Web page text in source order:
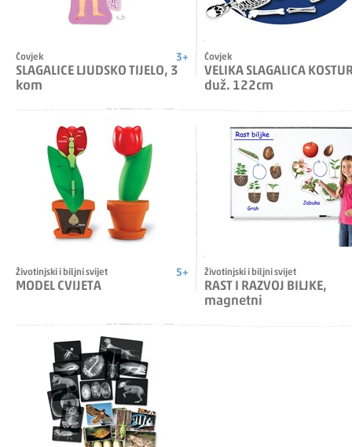
3+
Čovjek
SLAGALICE LJUDSKO TIJELO, 3
kom
Čovjek
VELIKA SLAGALICA
duž. 122cm
5+
Životinjski i biljni svijet
MODEL CVIJETA
Životinjski i biljni svijet
RAST I RAZVOJ BILJKE,
magnetni